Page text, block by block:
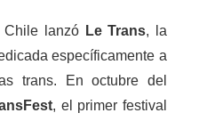
Chile lanzó Le Trans, la
específicamente a
trans. En octubre del
, el primer festival